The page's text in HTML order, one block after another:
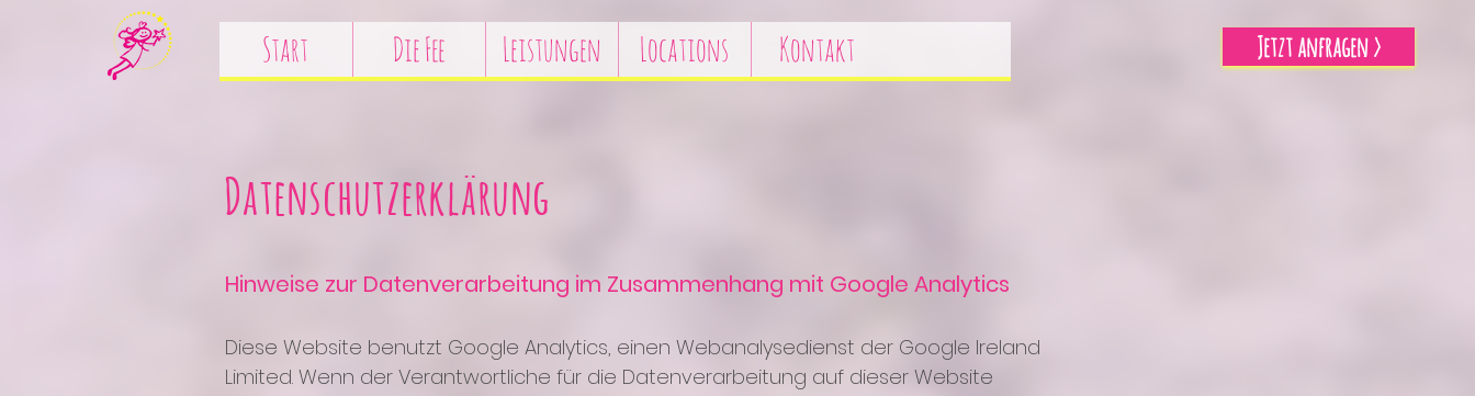
Start Die Fee Leistungen Locations Kontakt Jetzt anfragen >
Datenschutzerklärung
Hinweise zur Datenverarbeitung im Zusammenhang mit Google Analytics
Diese Website benutzt Google Analytics, einen Webanalysedienst der Google Ireland
Limited. Wenn der Verantwortliche für die Datenverarbeitung auf dieser Website